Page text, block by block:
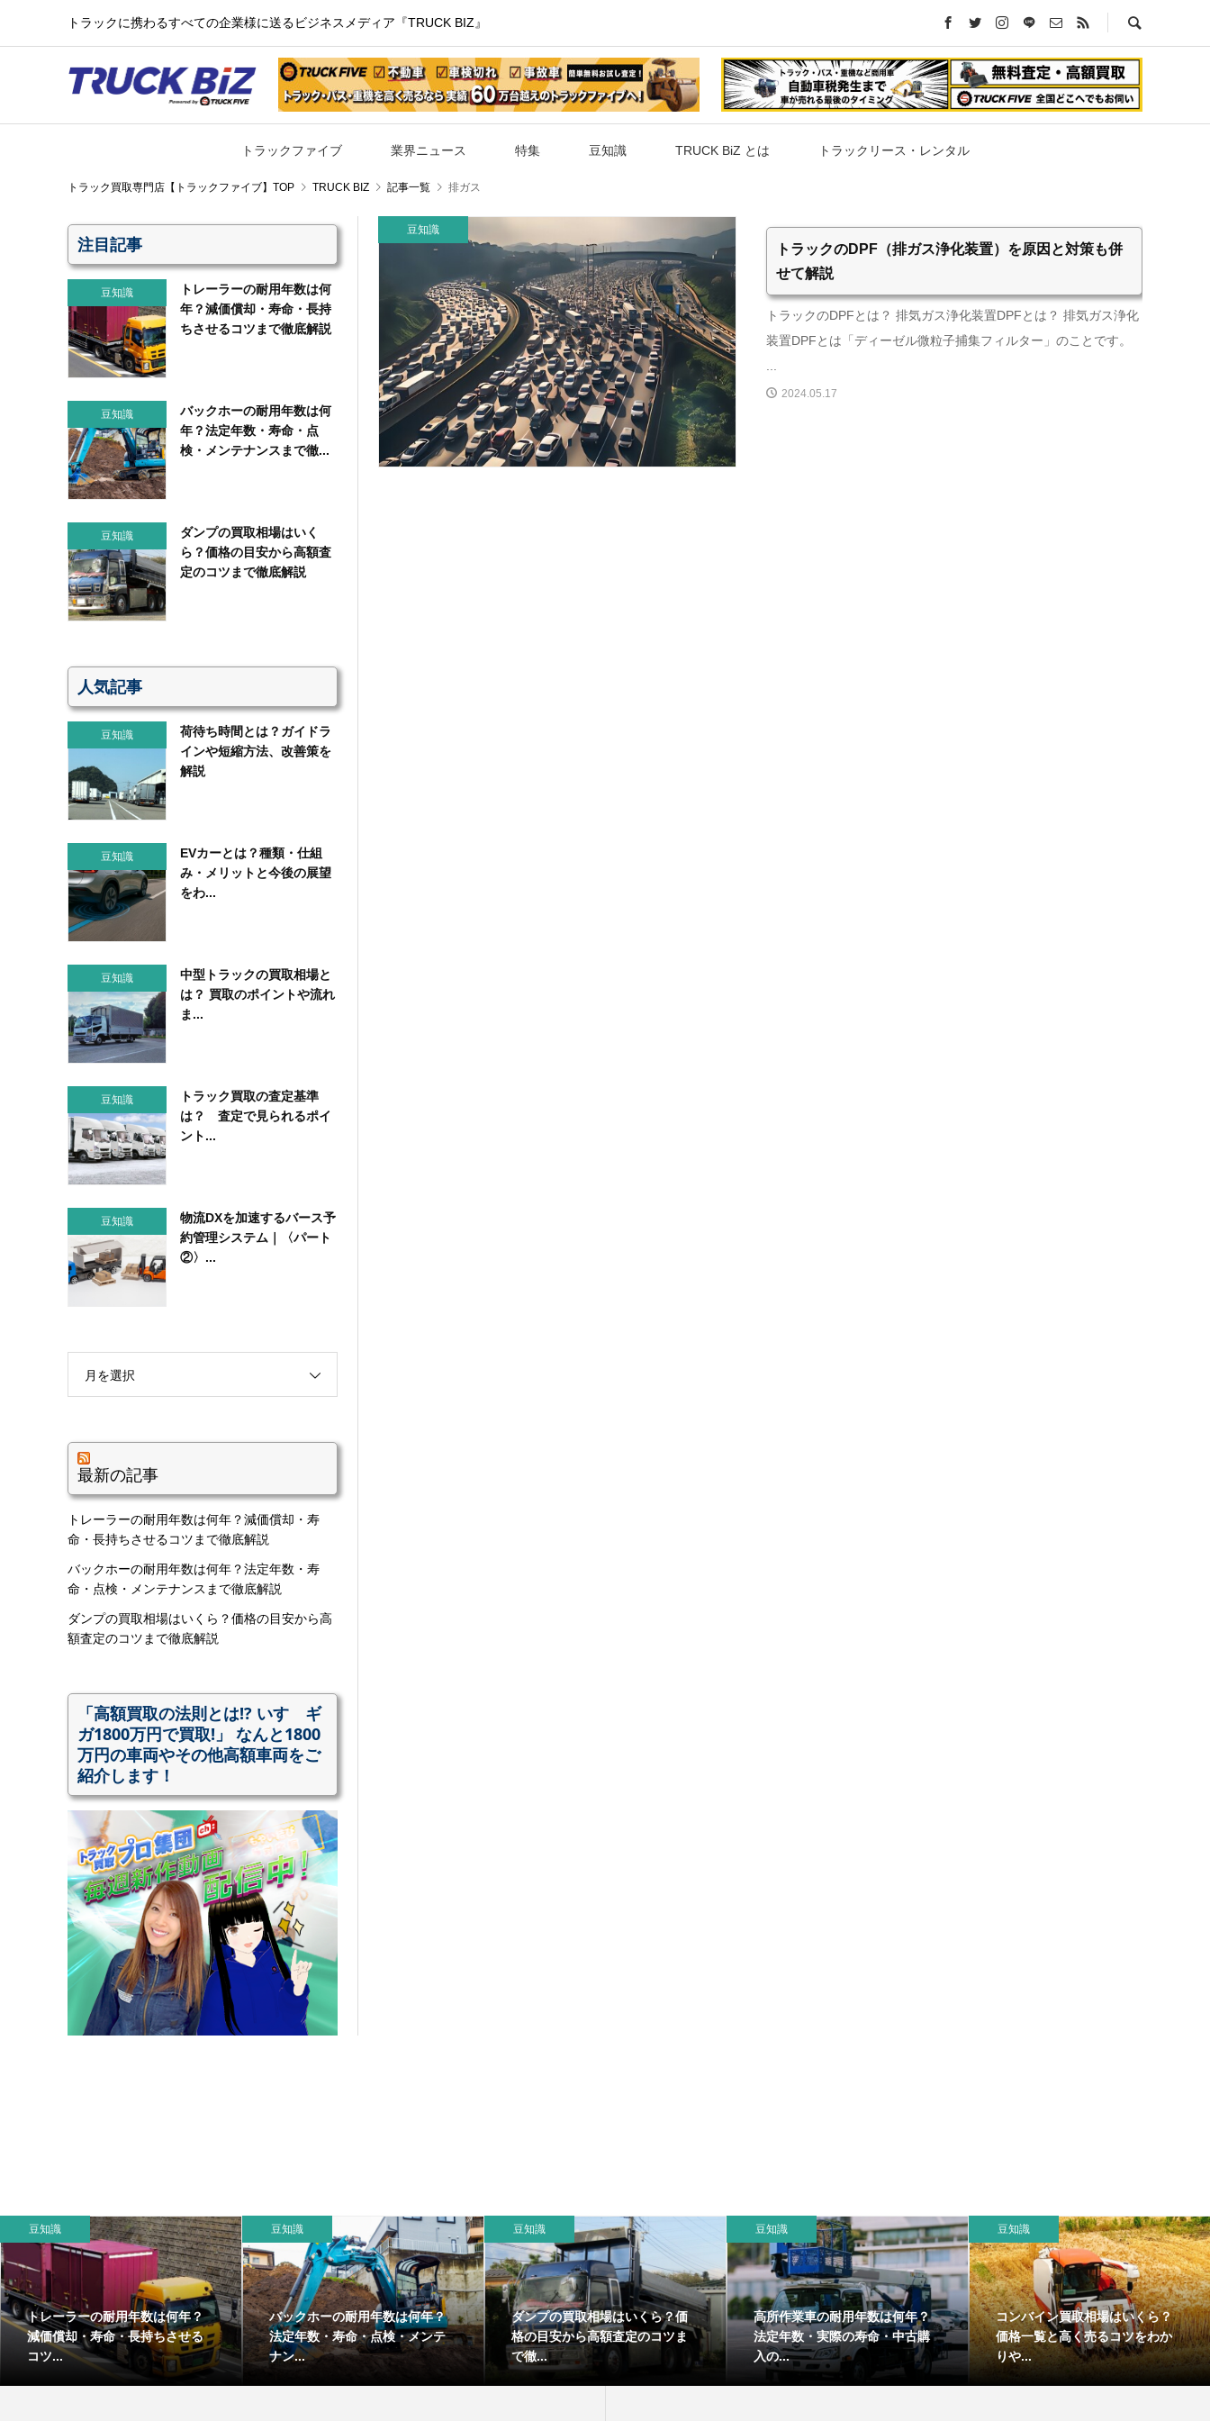
トラックに携わるすべての企業様に送るビジネスメディア『TRUCK BIZ』
トラックファイブ 業界ニュース 特集 豆知識 TRUCK BiZ とは トラックリース・レンタル
TRUCK BIZ 記事一覧 排ガス
豆知識
トラックのDPF（排ガス浄化装置）を原因と対策も併
せて解説
トラックのDPFとは？ 排気ガス浄化装置DPFとは？ 排気ガス浄化
装置DPFとは「ディーゼル微粒子捕集フィルター」のことです。
...
2024.05.17
注目記事
豆知識
トレーラーの耐用年数は何
年？減価償却・寿命・長持
ちさせるコツまで徹底解説
豆知識
バックホーの耐用年数は何
年？法定年数・寿命・点
検・メンテナンスまで徹...
豆知識
ダンプの買取相場はいく
ら？価格の目安から高額査
定のコツまで徹底解説
人気記事
豆知識
荷待ち時間とは？ガイドラ
インや短縮方法、改善策を
解説
豆知識
EVカーとは？種類・仕組
み・メリットと今後の展望
をわ...
豆知識
中型トラックの買取相場と
は？ 買取のポイントや流れ
ま...
豆知識
トラック買取の査定基準
は？ 査定で見られるポイ
ント...
豆知識
物流DXを加速するバース予
約管理システム｜〈パート
②〉...
月を選択
最新の記事
トレーラーの耐用年数は何年？減価償却・寿
命・長持ちさせるコツまで徹底解説
バックホーの耐用年数は何年？法定年数・寿
命・点検・メンテナンスまで徹底解説
ダンプの買取相場はいくら？価格の目安から高
額査定のコツまで徹底解説
「高額買取の法則とは!? いすゞギ
ガ1800万円で買取!」 なんと1800
万円の車両やその他高額車両をご
紹介します！
豆知識
トレーラーの耐用年数は何年？
減価償却・寿命・長持ちさせる
コツ...
豆知識
バックホーの耐用年数は何年？
法定年数・寿命・点検・メンテ
ナン...
豆知識
ダンプの買取相場はいくら？価
格の目安から高額査定のコツま
で徹...
豆知識
高所作業車の耐用年数は何年？
法定年数・実際の寿命・中古購
入の...
豆知識
コンバイン買取相場はいくら？
価格一覧と高く売るコツをわか
りや...